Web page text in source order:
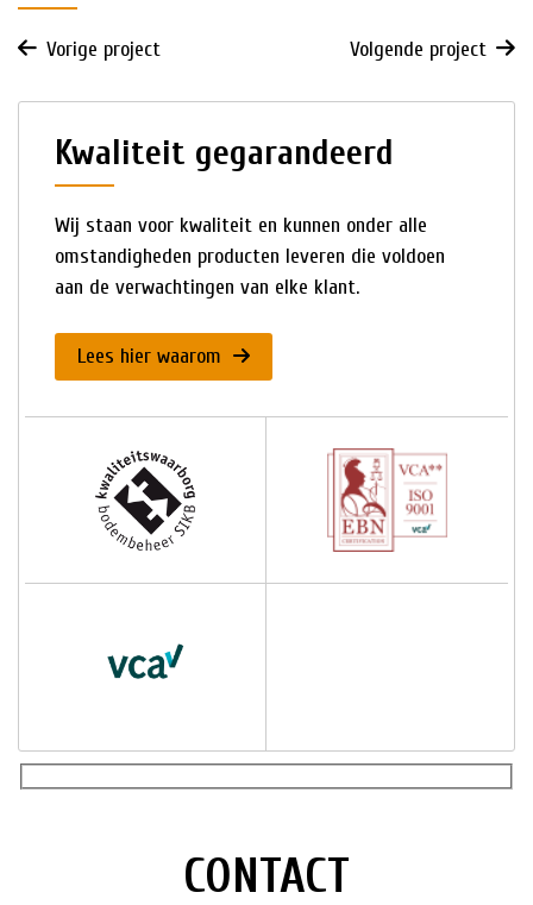
Vorige project Volgende project
Kwaliteit gegarandeerd
Wij staan voor kwaliteit en kunnen onder alle
omstandigheden producten leveren die voldoen
aan de verwachtingen van elke klant.
Lees hier waarom
CONTACT